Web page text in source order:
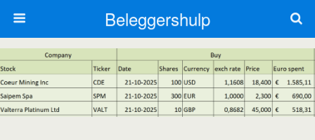
Beleggershulp